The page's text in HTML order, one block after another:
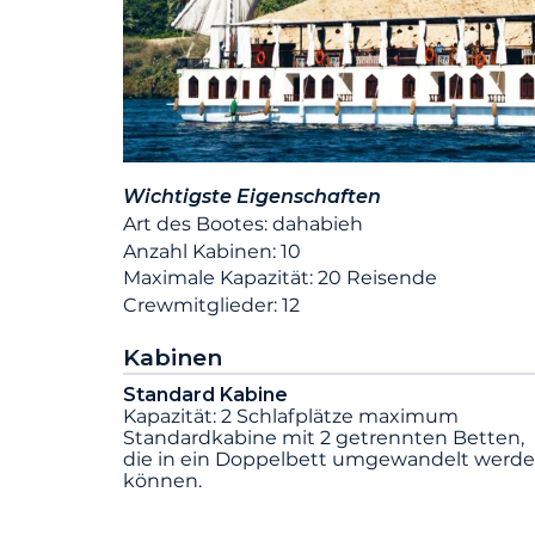
Wichtigste Eigenschaften
Art des Bootes: dahabieh
Anzahl Kabinen: 10
Maximale Kapazität: 20 Reisende
Crewmitglieder: 12
Kabinen
Standard Kabine
Kapazität: 2 Schlafplätze maximum
Standardkabine mit 2 getrennten Betten,
die in ein Doppelbett umgewandelt
können.